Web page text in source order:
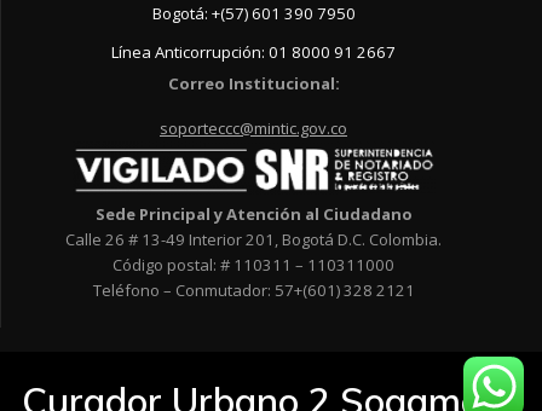
Bogotá: +(57) 601 390 7950
Línea Anticorrupción: 01 8000 91 2667
Correo Institucional:
soporteccc@mintic.gov.co
Sede Principal y Atención al Ciudadano
Calle 26 # 13-49 Interior 201, Bogotá D.C. Colombia.
Código postal: # 110311 – 110311000
Teléfono – Conmutador: 57+(601) 328 2121
Curador Urbano 2 Sogamoso